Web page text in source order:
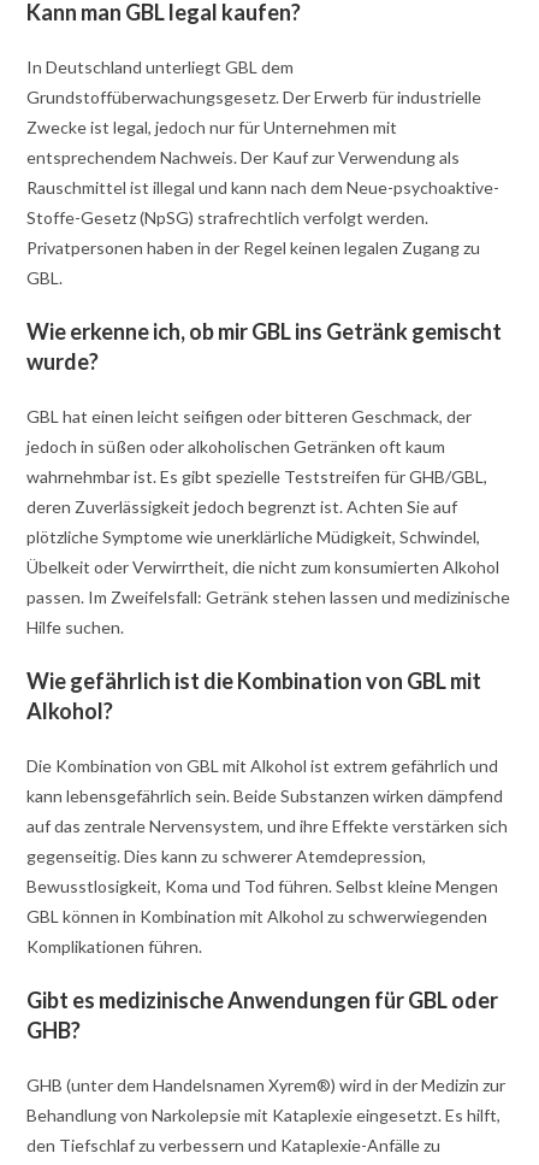
Kann man GBL legal kaufen?
In Deutschland unterliegt GBL dem
Grundstoffüberwachungsgesetz. Der Erwerb für industrielle
Zwecke ist legal, jedoch nur für Unternehmen mit
entsprechendem Nachweis. Der Kauf zur Verwendung als
Rauschmittel ist illegal und kann nach dem Neue-psychoaktive-
Stoffe-Gesetz (NpSG) strafrechtlich verfolgt werden.
Privatpersonen haben in der Regel keinen legalen Zugang zu
GBL.
Wie erkenne ich, ob mir GBL ins Getränk gemischt
wurde?
GBL hat einen leicht seifigen oder bitteren Geschmack, der
jedoch in süßen oder alkoholischen Getränken oft kaum
wahrnehmbar ist. Es gibt spezielle Teststreifen für GHB/GBL,
deren Zuverlässigkeit jedoch begrenzt ist. Achten Sie auf
plötzliche Symptome wie unerklärliche Müdigkeit, Schwindel,
Übelkeit oder Verwirrtheit, die nicht zum konsumierten Alkohol
passen. Im Zweifelsfall: Getränk stehen lassen und medizinische
Hilfe suchen.
Wie gefährlich ist die Kombination von GBL mit
Alkohol?
Die Kombination von GBL mit Alkohol ist extrem gefährlich und
kann lebensgefährlich sein. Beide Substanzen wirken dämpfend
auf das zentrale Nervensystem, und ihre Effekte verstärken sich
gegenseitig. Dies kann zu schwerer Atemdepression,
Bewusstlosigkeit, Koma und Tod führen. Selbst kleine Mengen
GBL können in Kombination mit Alkohol zu schwerwiegenden
Komplikationen führen.
Gibt es medizinische Anwendungen für GBL oder
GHB?
GHB (unter dem Handelsnamen Xyrem®) wird in der Medizin zur
Behandlung von Narkolepsie mit Kataplexie eingesetzt. Es hilft,
den Tiefschlaf zu verbessern und Kataplexie-Anfälle zu